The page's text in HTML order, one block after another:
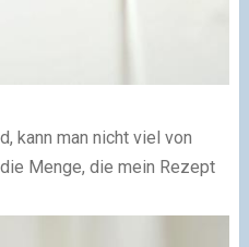
kann man nicht viel von
Menge, die mein Rezept